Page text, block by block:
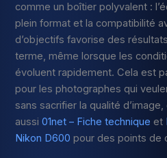
comme un boîtier polyvalent :
plein format et la compatibilité
d’objectifs favorise des
terme, même lorsque les
évoluent rapidement. Cela est
pour les photographes qui
sans sacrifier la qualité
aussi01net – Fiche technique et
Nikon D600 pour des points de